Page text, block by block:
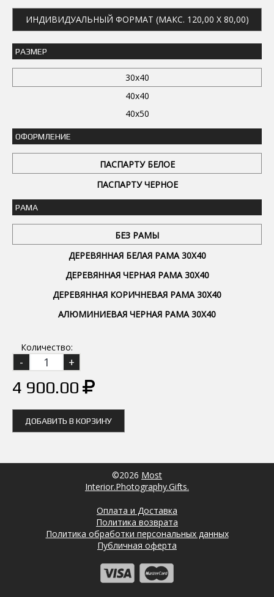
ИНДИВИДУАЛЬНЫЙ ФОРМАТ (МАКС. 120,00 X 80,00)
РАЗМЕР
30x40
40x40
40x50
ОФОРМЛЕНИЕ
ПАСПАРТУ БЕЛОЕ
ПАСПАРТУ ЧЕРНОЕ
РАМА
БЕЗ РАМЫ
ДЕРЕВЯННАЯ БЕЛАЯ РАМА 30Х40
ДЕРЕВЯННАЯ ЧЕРНАЯ РАМА 30Х40
ДЕРЕВЯННАЯ КОРИЧНЕВАЯ РАМА 30Х40
АЛЮМИНИЕВАЯ ЧЕРНАЯ РАМА 30Х40
Количество:
4 900.00
ДОБАВИТЬ В КОРЗИНУ
©2026 Most
Interior.Photography.Gifts.
Оплата и Доставка
Политика возврата
Политика обработки персональных данных
Публичная оферта